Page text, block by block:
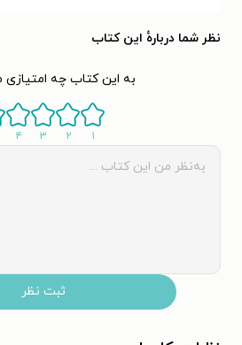
نظر شما دربارهٔ این کتاب
به این کتاب چه
۱ ۲ ۳ ۴
ثبت نظر